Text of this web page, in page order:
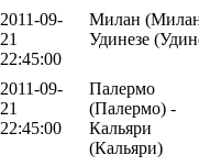
2011-09-
21
22:45:00
Милан
Удинезе
2011-09-
21
22:45:00
Палермо
(Палермо) -
Кальяри
(Кальяри)